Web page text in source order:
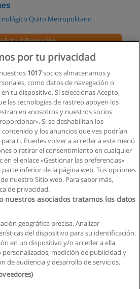
Quito Metropolitano
información
osnet
información
Virtual o Presencial
osnet
información
de datos
con Educaedu
Business S.L. - CIF : B-95610580: -
por tu privacidad
1017socios almacenamos y
como datos de navegación o
tu dispositivo. Si seleccionas Acepto,
las tecnologías de rastreo apoyen los
en «nosotros y nuestros socios
Si se deshabilitan los
y los anuncios que ves podrían
ti. Puedes volver a acceder a este menú
o retirar el consentimiento en cualquier
el enlace «Gestionar las preferencias»
parte inferior de la página web. Tus opciones
nuestro Sitio web. Para saber más,
de privacidad.
nuestros asociados tratamos los datos
geográfica precisa. Analizar
del dispositivo para su identificación.
en un dispositivo y/o acceder a ella.
medición de publicidad y
de audiencia y desarrollo de servicios.